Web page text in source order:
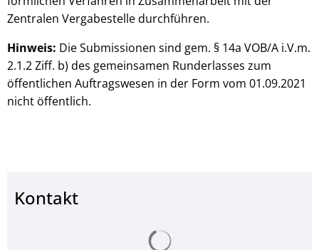
Zentralen Vergabestelle durchführen.
Hinweis: Die Submissionen sind gem. § 14a VOB/A i.V.m.
2.1.2 Ziff. b) des gemeinsamen Runderlasses zum
öffentlichen Auftragswesen in der Form vom 01.09.2021
nicht öffentlich.
Kontakt